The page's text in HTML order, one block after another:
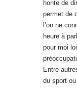
bien que
côté de ça
temps à
En tout
parcouru
sessions
(l’ampoule
Fan de